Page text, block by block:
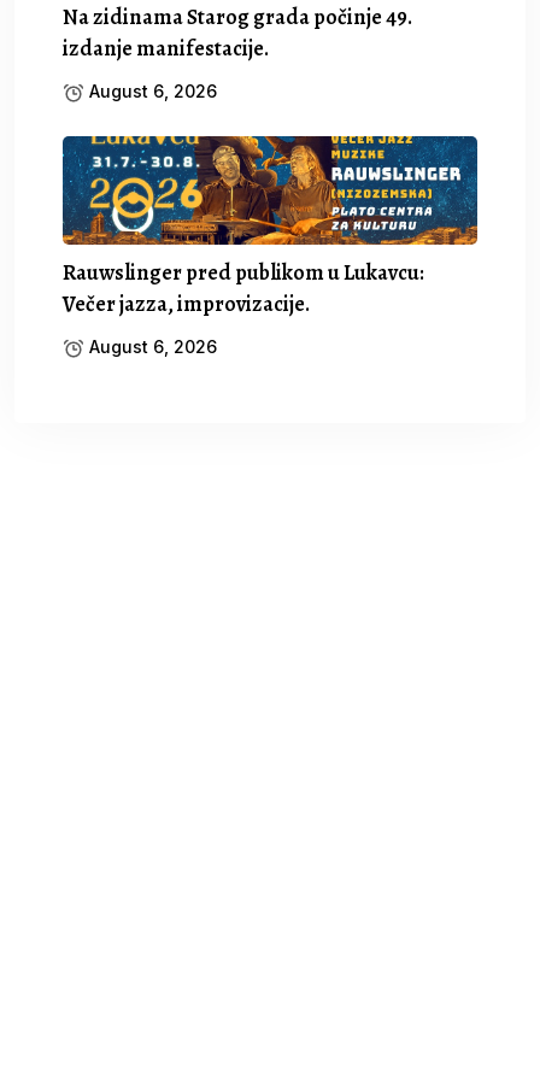
Na zidinama Starog grada počinje 49.
izdanje manifestacije.
August 6, 2026
Rauwslinger pred publikom u Lukavcu:
Večer jazza, improvizacije.
August 6, 2026